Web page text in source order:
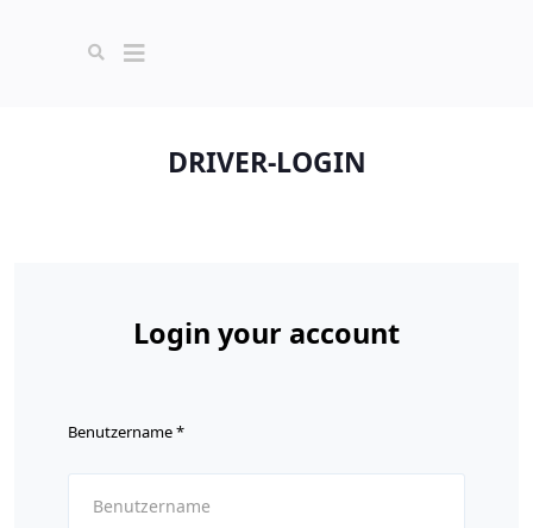
DRIVER-LOGIN
Login your account
Benutzername*